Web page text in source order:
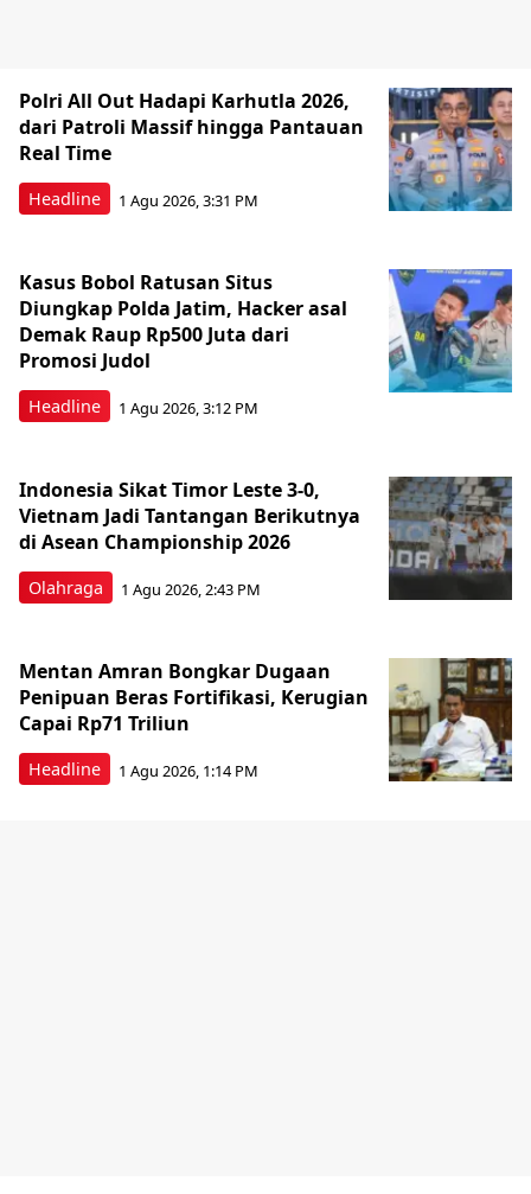
Headline
Polri All Out Hadapi Karhutla 2026,
dari Patroli Massif hingga Pantauan
Real Time
1 Agu 2026, 3:31 PM
Headline
Kasus Bobol Ratusan Situs
Diungkap Polda Jatim, Hacker asal
Demak Raup Rp500 Juta dari
Promosi Judol
1 Agu 2026, 3:12 PM
Olahraga
Indonesia Sikat Timor Leste 3-0,
Vietnam Jadi Tantangan Berikutnya
di Asean Championship 2026
1 Agu 2026, 2:43 PM
Headline
Mentan Amran Bongkar Dugaan
Penipuan Beras Fortifikasi, Kerugian
Capai Rp71 Triliun
1 Agu 2026, 1:14 PM